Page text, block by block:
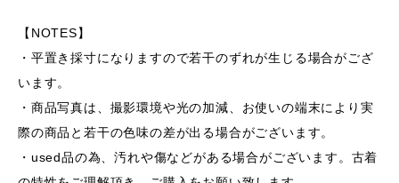
【NOTES】
・平置き採寸になりますので若干のずれが生じる場合がござ
います。
・商品写真は、撮影環境や光の加減、お使いの端末により実
際の商品と若干の色味の差が出る場合がございます。
・used品の為、汚れや傷などがある場合がございます。古着